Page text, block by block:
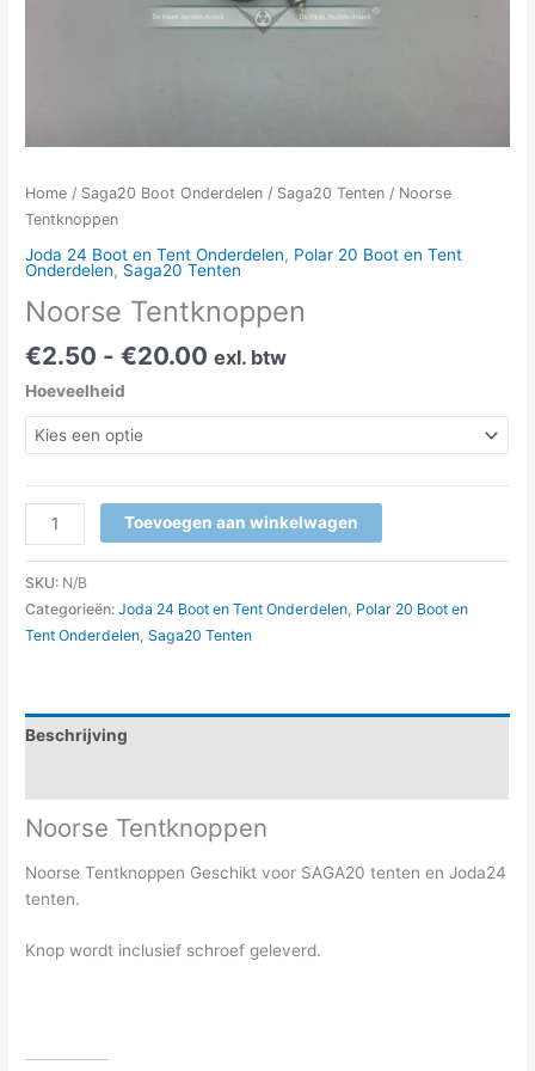
Home / Saga20 Boot Onderdelen / Saga20 Tenten / Noorse
Tentknoppen
Joda 24 Boot en Tent Onderdelen, Polar 20 Boot en Tent
Onderdelen, Saga20 Tenten
Noorse Tentknoppen
€2.50 - €20.00 exl. btw
Hoeveelheid
Toevoegen aan winkelwagen
SKU: N/B
Categorieën:Joda 24 Boot en Tent Onderdelen Polar 20 Boot en
Tent Onderdelen ,Saga20 Tenten
Beschrijving
Noorse Tentknoppen
Noorse Tentknoppen Geschikt voor SAGA20 tenten en Joda24
tenten.
Knop wordt inclusief schroef geleverd.